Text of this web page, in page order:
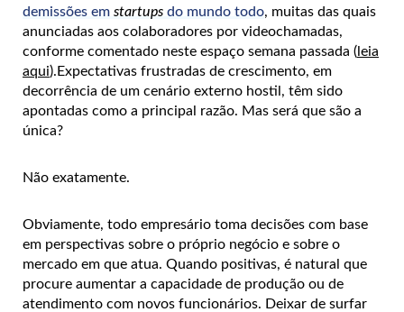
demissões em startups do mundo todo, muitas das quais
anunciadas aos colaboradores por videochamadas,
conforme comentado neste espaço semana passada ( leia
aqui).Expectativas frustradas de crescimento, em
decorrência de um cenário externo hostil, têm sido
apontadas como a principal razão. Mas será que são a
única?
Não exatamente.
Obviamente, todo empresário toma decisões com base
em perspectivas sobre o próprio negócio e sobre o
mercado em que atua. Quando positivas, é natural que
procure aumentar a capacidade de produção ou de
atendimento com novos funcionários. Deixar de surfar